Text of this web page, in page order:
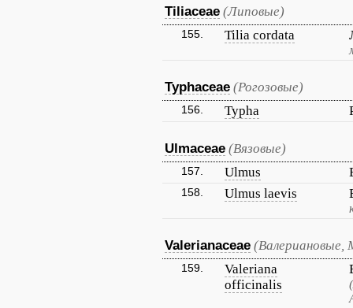
Tiliaceae (Липовые)
155. Tilia cordata
Typhaceae (Рогозовые)
156. Typha
Ulmaceae (Вязовые)
157. Ulmus
158. Ulmus laevis
Valerianaceae (Валериановые,
159.
Valeriana
officinalis